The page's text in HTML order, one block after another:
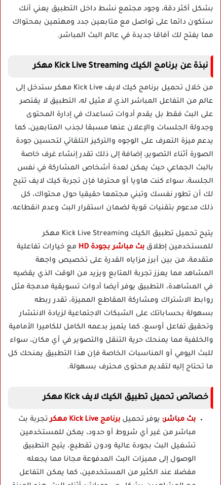
بشكل أكثر دقة، وجود مجتمع نشط داخل التطبيق يعني أنك
ستكون دائما على تواصل مع متابعين جدد ومهتمين بمحتواك
مما يفتح لك آفاقا جديدة في عالم البث المباشر.
نبذة عن برنامج الكيك Kick Live Streaming مهكر
من خلال تحميل برنامج كيك لايف Kick Live مهكر ستدخل إلى
عالم من التفاعل المباشر الذي لا مثيل له، التطبيق لا يقتصر
على البث فقط بل يقدم أدوات تساعدك في إدارة المحتوى
وجدولة الجلسات والإعلان عنها مسبقا لجذب المتابعين، كما
يدعم ميزة التعرف على الوجوه والتركيز التلقائي لتحسين جودة
الصورة أثناء التصوير، إضافة إلى ذلك تقدر إنشاء غرف خاصة
بالبث الجماعي حيث يمكن لعدة أشخاص المشاركة في نفس
الجلسة، سواء كنت هاويا أو محترفا فإن تجربة كيك لايف تتيح
لك أن تطور نفسك وتبني مجتمعا حقيقيا حول محتواك، كل
ذلك مدعوم بتقنيات قوية لضمان استقرار البث وعدم انقطاعه.
يتيح تحميل تطبيق الكيك Kick Live Streaming مهكر
للمستخدمين إطلاق بث مباشر بجودة HD
مع خيارات تفاعلية
متقدمة، من بين أبرز مزاياه القدرة على تخصيص واجهة
المشاهد مما يعزز تجربة المتابع ويزيد من الوقت الذي يقضيه
في المشاهدة، التطبيق يوفر أيضا أدوات تسويقية مدمجة مثل
روابط الاشتراك ومشاركة المقاطع المميزة، تقدر ربطه
بسهولة بحساباتك على الشبكات الاجتماعية لزيادة الانتشار
وتحقيق تفاعل أوسع، كما يتميز بدعمه الكامل للكاميرا الأمامية
والخلفية مما يمنحك حرية التنقل والتصوير في أي مكان، سواء
للبث اليومي أو المناسبات الخاصة فإن هذا التطبيق يمنحك كل
ما تحتاج إليه لتقديم محتوى محترف بسهولة.
خصائص تحميل تطبيق الكيك لايف Kick مهكر
بث مباشر: يوفر تحميل برنامج Kick Live مهكر
تجربة بث
مباشر من غير أي شروط أو حدود، يمكن للمستخدمين
تشغيل البث بجودة عالية ودون تقطيع، يتيح التطبيق
الوصول إلى مميزات البث المدفوعة مجانا مما يجعله
مفضلا عند الكثير من المستخدمين، كما يمكن التفاعل